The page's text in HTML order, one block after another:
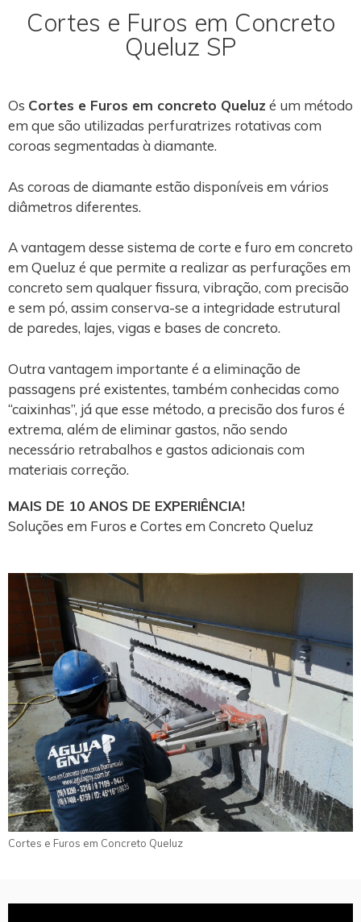
Cortes e Furos em Concreto
Queluz SP
Os Cortes e Furos em concreto Queluz é um método
em que são utilizadas perfuratrizes rotativas com
coroas segmentadas à diamante.
As coroas de diamante estão disponíveis em vários
diâmetros diferentes.
A vantagem desse sistema de corte e furo em concreto
em Queluz é que permite a realizar as perfurações em
concreto sem qualquer fissura, vibração, com precisão
e sem pó, assim conserva-se a integridade estrutural
de paredes, lajes, vigas e bases de concreto.
Outra vantagem importante é a eliminação de
passagens pré existentes, também conhecidas como
“caixinhas”, já que esse método, a precisão dos furos é
extrema, além de eliminar gastos, não sendo
necessário retrabalhos e gastos adicionais com
materiais correção.
MAIS DE 10 ANOS DE EXPERIÊNCIA!
Soluções em Furos e Cortes em Concreto Queluz
Cortes e Furos em Concreto Queluz